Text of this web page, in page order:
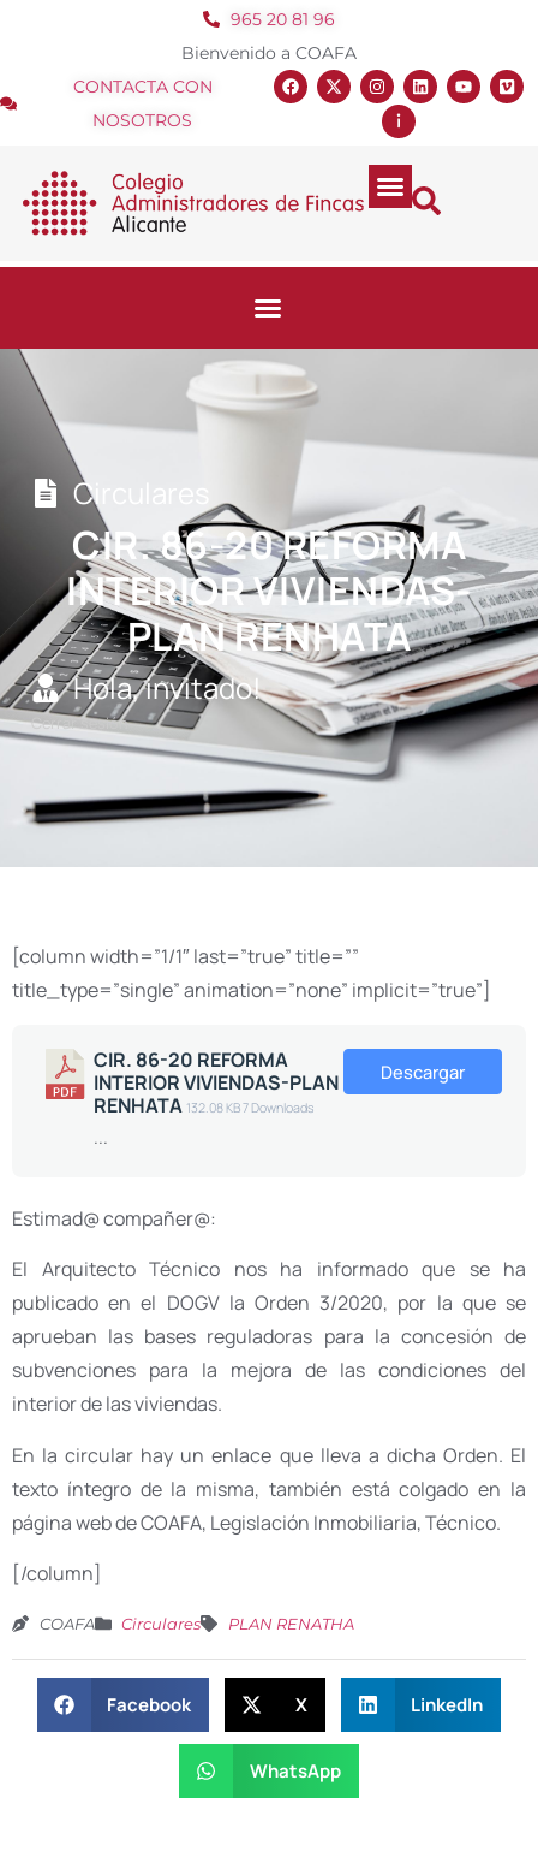
965 20 81 96
Bienvenido a COAFA
CONTACTA CON
NOSOTROS
Circulares
CIR. 86-20 REFORMA
INTERIOR VIVIENDAS-
PLAN RENHATA
Hola, invitado!
Cerrar sesión
[column width=”1/1″ last=”true” title=””
title_type=”single” animation=”none” implicit=”true”]
CIR. 86-20 REFORMA
INTERIOR VIVIENDAS-PLAN
RENHATA 132.08 KB7 Downloads
...
Descargar
Estimad@ compañer@:
El Arquitecto Técnico nos ha informado que se ha
publicado en el DOGV la Orden 3/2020, por la que se
aprueban las bases reguladoras para la concesión de
subvenciones para la mejora de las condiciones del
interior de las viviendas.
En la circular hay un enlace que lleva a dicha Orden. El
texto íntegro de la misma, también está colgado en la
página web de COAFA, Legislación Inmobiliaria, Técnico.
[/column]
COAFA Circulares PLAN RENATHA
Facebook X LinkedIn
WhatsApp